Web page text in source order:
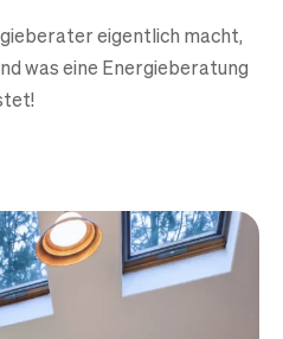
eigentlich macht,
was eine Energieberatung